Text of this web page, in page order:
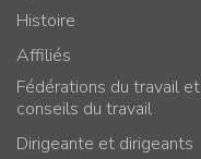
Histoire
Affiliés
Fédérations du travail et
conseils du travail
Dirigeante et dirigeants